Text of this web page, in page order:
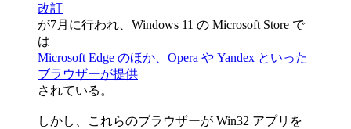
改訂
が7月に行われ、Windows 11 の Microsoft Store で
は
Microsoft Edge のほか、Opera や Yandex といった
ブラウザーが提供
されている。
しかし、これらのブラウザーが Win32 アプリを